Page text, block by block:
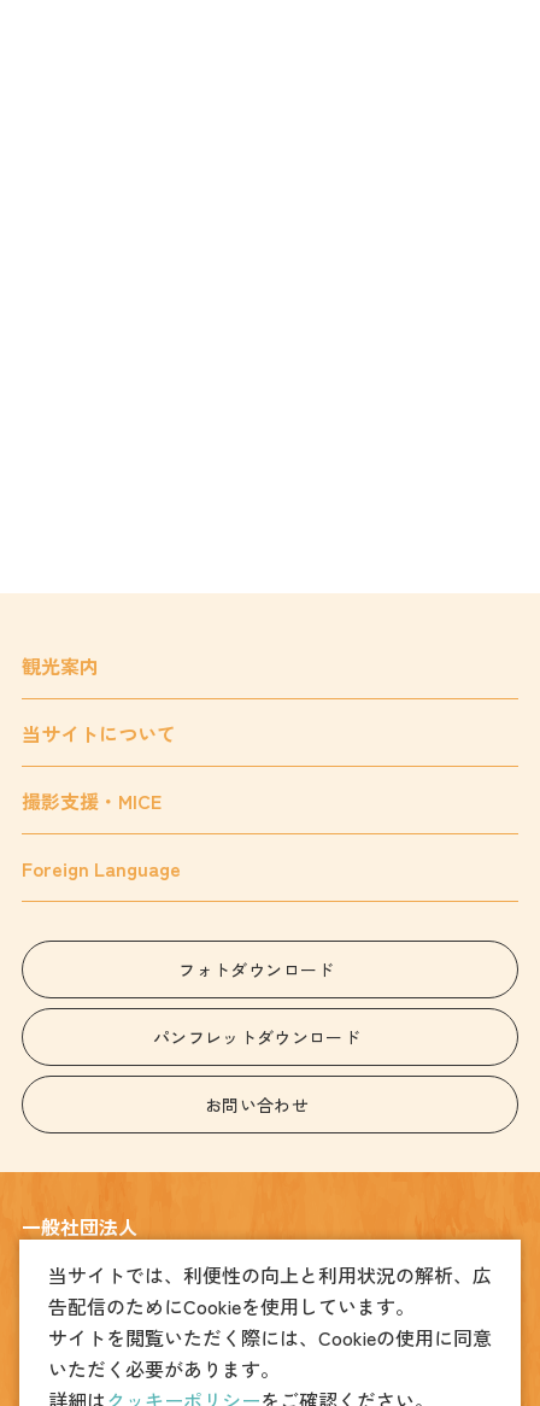
観光案内
当サイトについて
撮影支援・MICE
Foreign Language
フォトダウンロード
パンフレットダウンロード
お問い合わせ
一般社団法人
〒320-0026
宇都宮市馬場通り4丁目1番1号 うつのみや表参道スクエア2階
(観光振興課)028-678-8039 (MICE振興課)028-612-3905
028-678-8049
当サイトでは、利便性の向上と利用状況の解析、広
告配信のためにCookieを使用しています。
サイトを閲覧いただく際には、Cookieの使用に同意
いただく必要があります。
詳細はクッキーポリシーをご確認ください。